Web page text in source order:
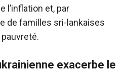
l’inflation et, par
de familles sri-lankaises
exacerbe le